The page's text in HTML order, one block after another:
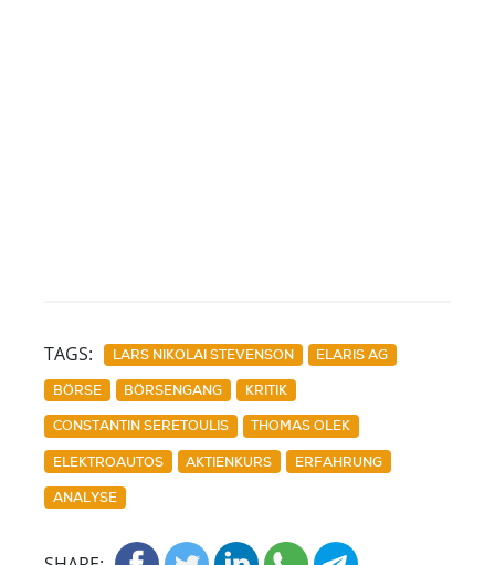
TAGS: LARS NIKOLAI STEVENSON ELARIS AG
BÖRSE BÖRSENGANG KRITIK
CONSTANTIN SERETOULIS THOMAS OLEK
ELEKTROAUTOS AKTIENKURS ERFAHRUNG
ANALYSE